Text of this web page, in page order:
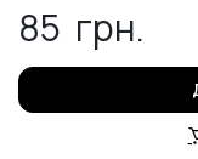
85 грн.